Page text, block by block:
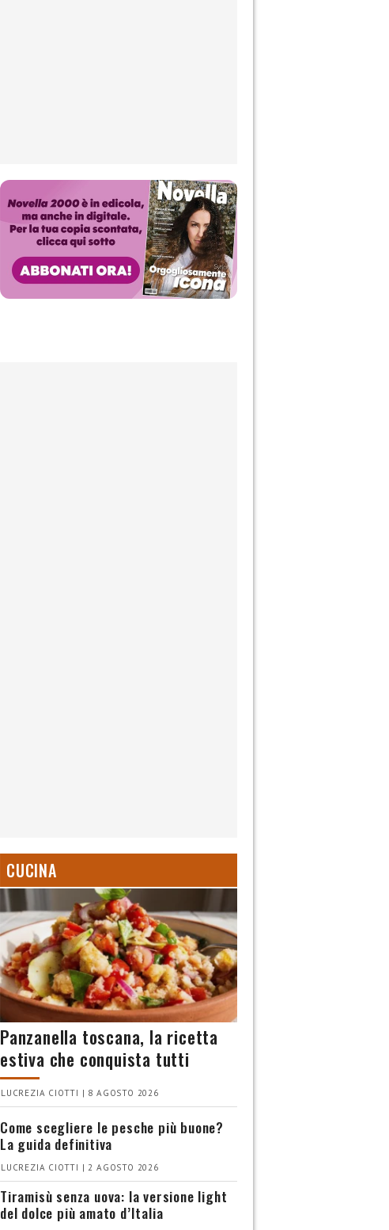
CUCINA
Panzanella toscana, la ricetta
estiva che conquista tutti
LUCREZIA CIOTTI | 8 AGOSTO 2026
Come scegliere le pesche più buone?
La guida definitiva
LUCREZIA CIOTTI | 2 AGOSTO 2026
Tiramisù senza uova: la versione light
del dolce più amato d’Italia